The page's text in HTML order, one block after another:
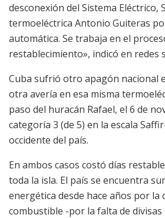
desconexión del Sistema Eléctrico,
termoeléctrica Antonio Guiteras
automática. Se trabaja en el
restablecimiento», indicó en redes
Cuba sufrió otro apagón nacional
otra avería en esa misma
paso del huracán Rafael, el 6 de
categoría 3 (de 5) en la escala
occidente del país.
En ambos casos costó días
toda la isla. El país se encuentra
energética desde hace años por la
combustible -por la falta de